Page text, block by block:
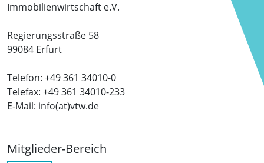
Immobilienwirtschaft e.V.
Regierungsstraße 58
99084 Erfurt
Telefon: +49 361 34010-0
Telefax: +49 361 34010-233
E-Mail: info(at)vtw.de
Mitglieder-Bereich